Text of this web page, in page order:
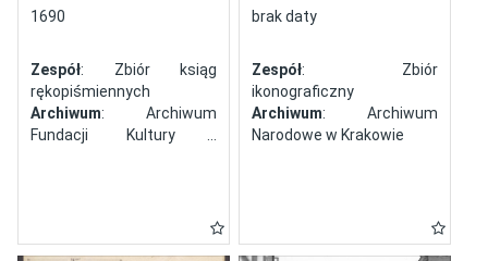
1690
Zespół: Zbiór ksiąg
rękopiśmiennych
Archiwum: Archiwum
Fundacji Kultury i
brak daty
Zespół: Zbiór
ikonograficzny
Archiwum: Archiwum
Narodowe w Krakowie